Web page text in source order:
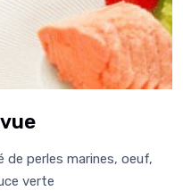
de perles marines, oeuf,
verte